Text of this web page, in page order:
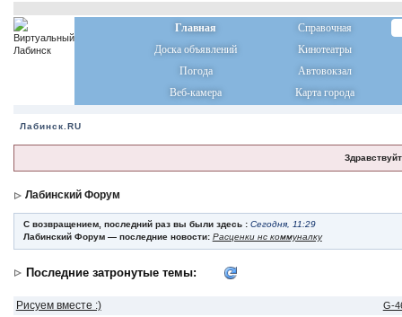
Главная
Справочная
Доска объявлений
Кинотеатры
Погода
Автовокзал
Веб-камера
Карта города
Лабинск.RU
Лабинский Форум
С возвращением, последний раз вы были здесь : Сегодня, 11:29
Лабинский Форум — последние новости: Расценки нс коммуналку
Последние затронутые темы:
Рисуем вместе :) G-